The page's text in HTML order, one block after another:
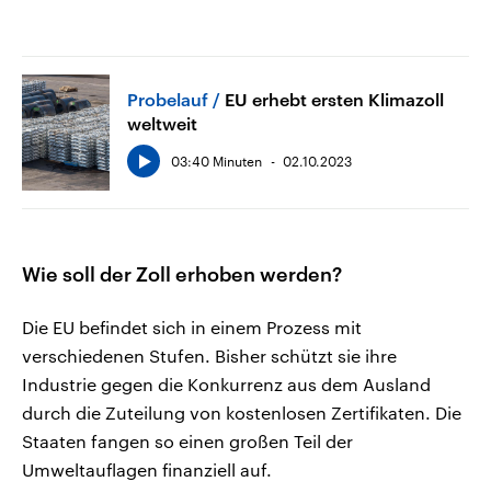
Probelauf
EU erhebt ersten Klimazoll
weltweit
03:40 Minuten 02.10.2023
Wie soll der Zoll erhoben werden?
Die EU befindet sich in einem Prozess mit
verschiedenen Stufen. Bisher schützt sie ihre
Industrie gegen die Konkurrenz aus dem Ausland
durch die Zuteilung von kostenlosen Zertifikaten. Die
Staaten fangen so einen großen Teil der
Umweltauflagen finanziell auf.